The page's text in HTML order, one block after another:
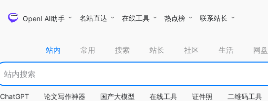
OpenI AI助手 名站直达 在线工具 热点榜 联系站长
站内 常用 搜索 站长 社区 生活 网盘
ChatGPT 论文写作神器 国产大模型 在线工具 证件照 二维码工具